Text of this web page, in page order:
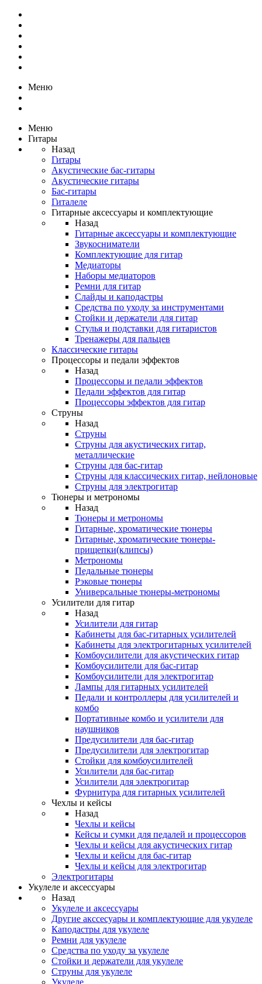
Меню
Меню
Гитары
Назад
Гитары
Акустические бас-гитары
Акустические гитары
Бас-гитары
Гиталеле
Гитарные аксессуары и комплектующие
Назад
Гитарные аксессуары и комплектующие
Звукосниматели
Комплектующие для гитар
Медиаторы
Наборы медиаторов
Ремни для гитар
Слайды и каподастры
Средства по уходу за инструментами
Стойки и держатели для гитар
Стулья и подставки для гитаристов
Тренажеры для пальцев
Классические гитары
Процессоры и педали эффектов
Назад
Процессоры и педали эффектов
Педали эффектов для гитар
Процессоры эффектов для гитар
Струны
Назад
Струны
Струны для акустических гитар,
металлические
Струны для бас-гитар
Струны для классических гитар, нейлоновые
Струны для электрогитар
Тюнеры и метрономы
Назад
Тюнеры и метрономы
Гитарные, хроматические тюнеры
Гитарные, хроматические тюнеры-
прищепки(клипсы)
Метрономы
Педальные тюнеры
Рэковые тюнеры
Универсальные тюнеры-метрономы
Усилители для гитар
Назад
Усилители для гитар
Кабинеты для бас-гитарных усилителей
Кабинеты для электрогитарных усилителей
Комбоусилители для акустических гитар
Комбоусилители для бас-гитар
Комбоусилители для электрогитар
Лампы для гитарных усилителей
Педали и контроллеры для усилителей и
комбо
Портативные комбо и усилители для
наушников
Предусилители для бас-гитар
Предусилители для электрогитар
Стойки для комбоусилителей
Усилители для бас-гитар
Усилители для электрогитар
Фурнитура для гитарных усилителей
Чехлы и кейсы
Назад
Чехлы и кейсы
Кейсы и сумки для педалей и процессоров
Чехлы и кейсы для акустических гитар
Чехлы и кейсы для бас-гитар
Чехлы и кейсы для электрогитар
Электрогитары
Укулеле и аксессуары
Назад
Укулеле и аксессуары
Другие акссесуары и комплектующие для укулеле
Каподастры для укулеле
Ремни для укулеле
Средства по уходу за укулеле
Стойки и держатели для укулеле
Струны для укулеле
Укулеле